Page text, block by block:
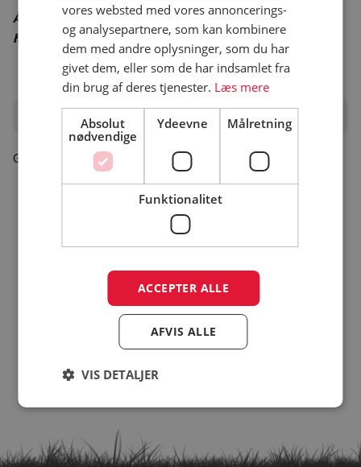
Åbningsperiode er vejledende – besøg campingpladsens
hjemmeside for korrekt åbningsperiode
Oplevelser i området
Gå til turistinfo
vores websted med vores annoncerings-
og analysepartnere, som kan kombinere
dem med andre oplysninger, som du har
givet dem, eller som de har indsamlet fra
din brug af deres tjenester. Læs mere
Absolut
nødvendige
Ydeevne Målretning
Funktionalitet
ACCEPTER ALLE
AFVIS ALLE
VIS DETALJER